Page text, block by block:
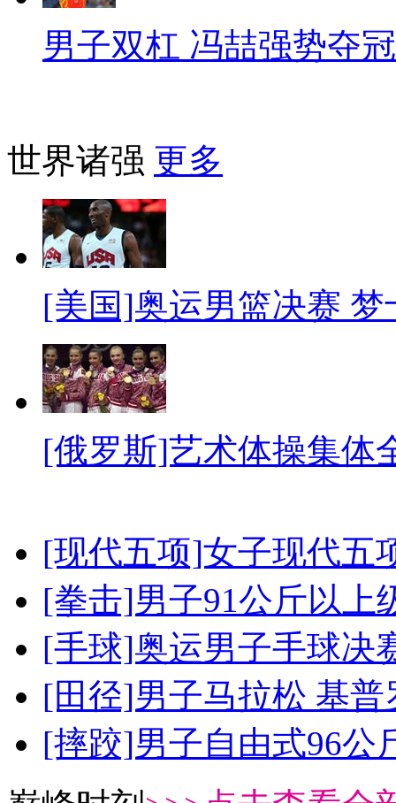
男子双杠 冯喆强势夺冠
世界诸强 更多
[美国]奥运男篮决赛
[俄罗斯]艺术体操集体
[现代五项]女子现代五
[拳击]男子91公斤以上
[手球]奥运男子手球决
[田径]男子马拉松 基
[摔跤]男子自由式96公